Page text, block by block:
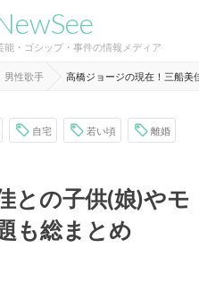
能・ゴシップ・事件の情報メディア
男性歌手 高橋ジョージの現在！三船美
自宅 若い頃 離婚
との子供(娘)やモ
も総まとめ